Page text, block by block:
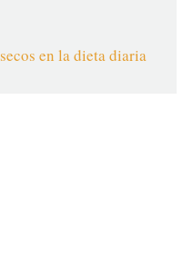
en la dieta diaria